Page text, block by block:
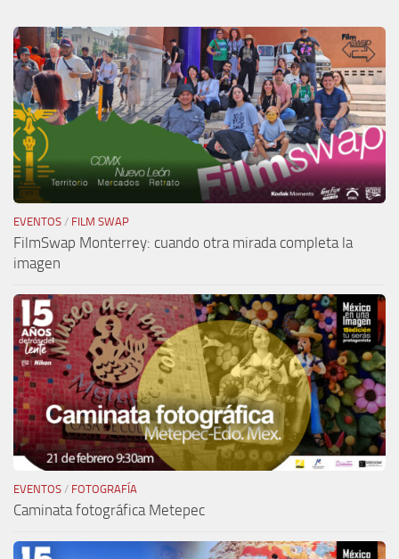
EVENTOS / FILM SWAP
FilmSwap Monterrey: cuando otra mirada completa la
imagen
EVENTOS / FOTOGRAFÍA
Caminata fotográfica Metepec